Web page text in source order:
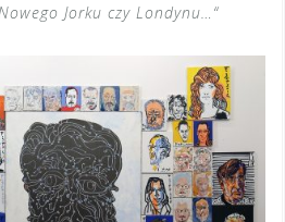
Jorku czy Londynu…“